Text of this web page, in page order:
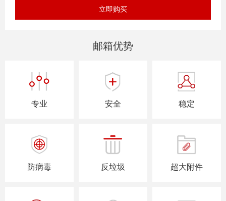
邮箱优势
专业 安全 稳定
防病毒 反垃圾 超大附件